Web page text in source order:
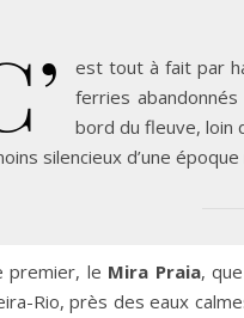
est tout à fait par
ferries
bord du fleuve, loin
silencieux d’une
premier, le Mira Praia,
Rio, près des eaux